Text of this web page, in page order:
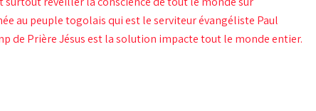
au peuple togolais qui est le serviteur évangéliste Paul
de Prière Jésus est la solution impacte tout le monde entier.